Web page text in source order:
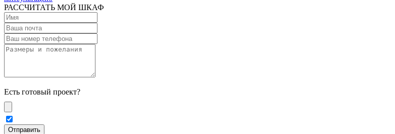
РАССЧИТАТЬ МОЙ ШКАФ
Есть готовый проект?